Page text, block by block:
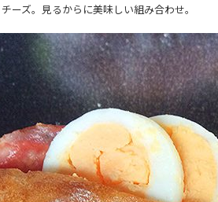
ーズ。見るからに美味しい組み合わせ。